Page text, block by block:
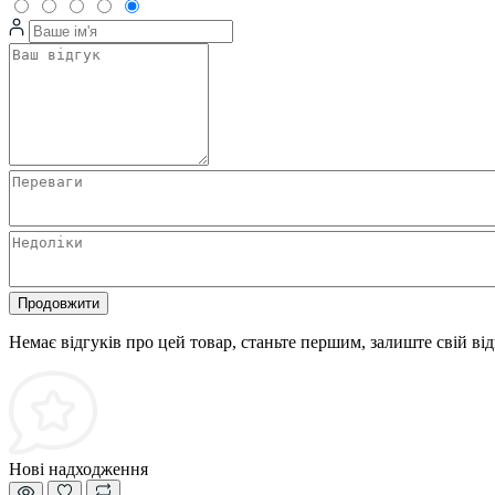
Продовжити
Немає відгуків про цей товар, станьте першим, залиште свій
Нові надходження